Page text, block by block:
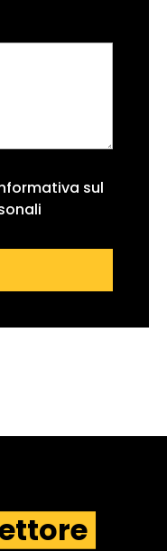
sul